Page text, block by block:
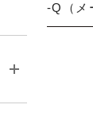
-Q（メ